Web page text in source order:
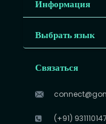
Информация
Выбрать язык
Связаться
(+91)